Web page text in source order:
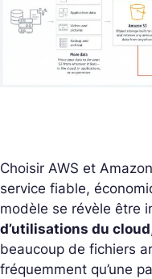
Choisir AWS et
service fiable,
modèle se révèle être
d’utilisations du cloud
beaucoup de fichiers
fréquemment qu’une